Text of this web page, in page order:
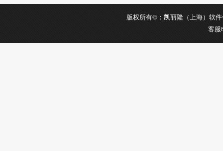
版权所有©：凯丽隆（上海）软
客服